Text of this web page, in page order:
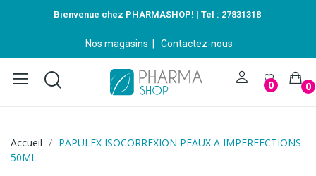
Bienvenue chez PHARMASHOP! | Tél : 27831318
Nos magasins Contactez-nous
0 0
Accueil
PAPULEX ISOCORREXION PEAUX A IMPERFECTIONS
50ML